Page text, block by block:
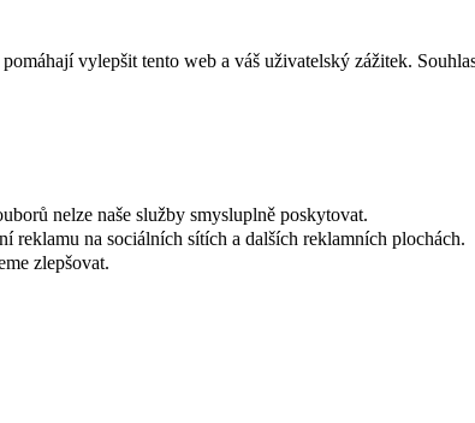
vylepšit tento web a váš uživatelský zážitek.
nelze naše služby smysluplně poskytovat.
reklamu na sociálních sítích a dalších reklamních plochách.
zlepšovat.